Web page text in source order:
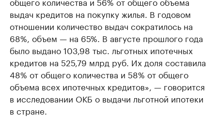
выдач кредитов на покупку жилья. В годовом
отношении количество выдач сократилось на
68%, объем — на 65%. В августе прошлого года
было выдано 103,98 тыс. льготных ипотечных
кредитов на 525,79 млрд руб. Их доля составила
48% от общего количества и 58% от общего
объема всех ипотечных кредитов», — говорится
в исследовании ОКБ о выдачи льготной ипотеки
в стране.